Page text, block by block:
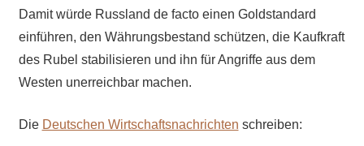
Damit würde Russland de facto einen Goldstandard
einführen, den Währungsbestand schützen, die Kaufkraft
des Rubel stabilisieren und ihn für Angriffe aus dem
Westen unerreichbar machen.
Die Deutschen Wirtschaftsnachrichten schreiben: